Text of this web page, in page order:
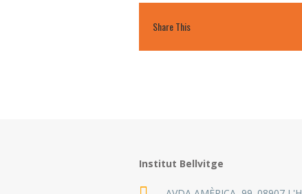
Share This
Institut Bellvitge